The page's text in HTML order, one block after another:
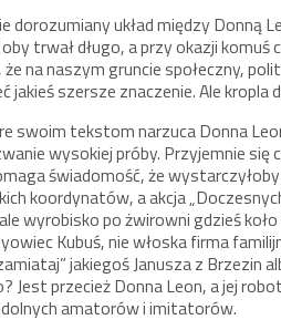
dorozumiany układ między Donną
trwał długo, a przy okazji komuś
na naszym gruncie społeczny,
jakieś szersze znaczenie. Ale kropla
swoim tekstom narzuca Donna
wysokiej próby. Przyjemnie
świadomość, że
koordynatów, a akcja
wyrobisko po żwirowni gdzieś
Kubuś, nie włoska firma
jakiegoś Janusza z Brzezin
Jest przecież Donna Leon, a jej
amatorów i imitatorów.